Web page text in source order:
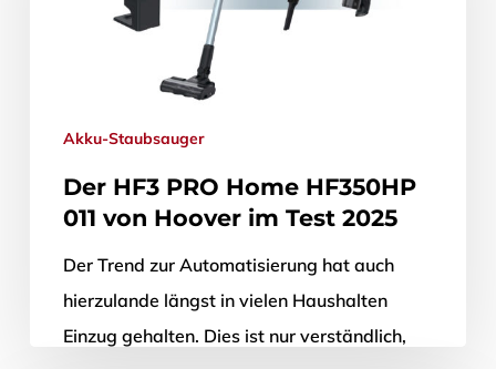
Akku-Staubsauger
Der HF3 PRO Home HF350HP
011 von Hoover im Test 2025
Der Trend zur Automatisierung hat auch
hierzulande längst in vielen Haushalten
Einzug gehalten. Dies ist nur verständlich,